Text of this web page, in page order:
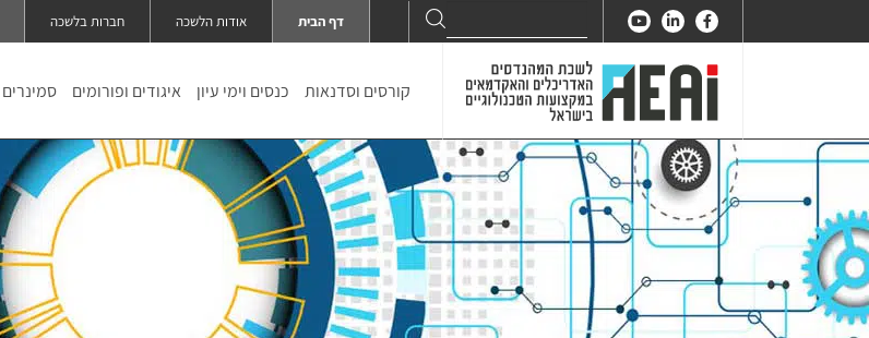
for:
Search דף הבית אודות הלשכה חברות בלשכה
קורסים וסדנאות כנסים וימי עיון איגודים ופורומים סמינרים